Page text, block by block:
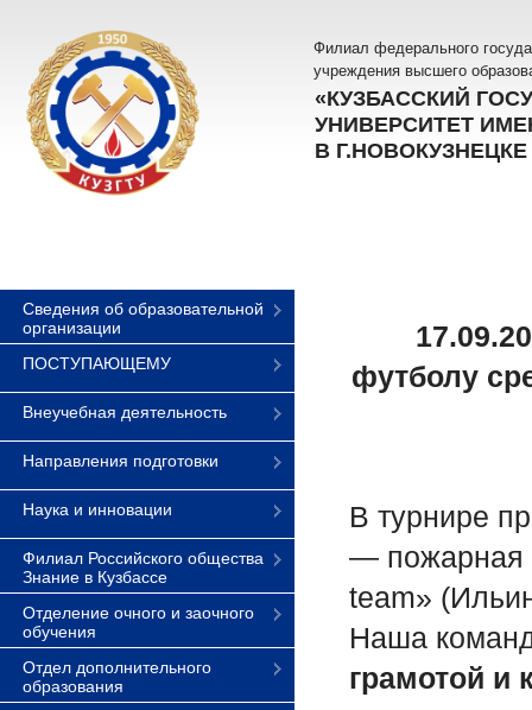
Филиал федерального
учреждения высшего
«КУЗБАССКИЙ
УНИВЕРСИТЕТ
В Г.НОВОКУЗНЕЦКЕ
Сведения об образовательной
организации
ПОСТУПАЮЩЕМУ
Внеучебная деятельность
Направления подготовки
Наука и инновации
Филиал Российского общества
Знание в Кузбассе
Отделение очного и заочного
обучения
Отдел дополнительного
образования
футболу
В турнире
— пожарная
team»
Наша
грамотой и